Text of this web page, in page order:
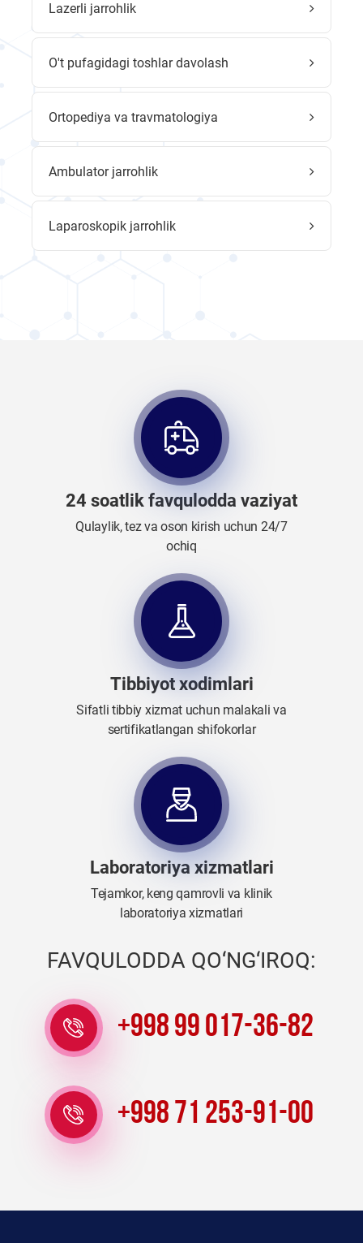
Lazerli jarrohlik
O't pufagidagi toshlar davolash
Ortopediya va travmatologiya
Ambulator jarrohlik
Laparoskopik jarrohlik
24 soatlik favqulodda vaziyat
Qulaylik, tez va oson kirish uchun 24/7
ochiq
Tibbiyot xodimlari
Sifatli tibbiy xizmat uchun malakali va
sertifikatlangan shifokorlar
Laboratoriya xizmatlari
Tejamkor, keng qamrovli va klinik
laboratoriya xizmatlari
FAVQULODDA QO‘NG‘IROQ:
+998 99 017-36-82
+998 71 253-91-00